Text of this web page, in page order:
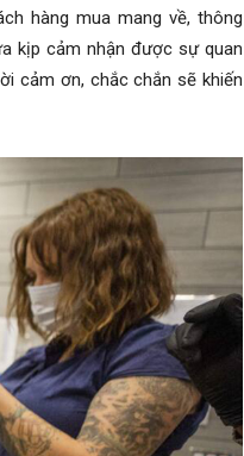
hàng mua mang về, thông
kịp cảm nhận được sự quan
cảm ơn, chắc chắn sẽ khiến